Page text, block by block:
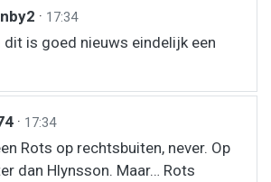
· 17:34
dit is goed nieuws eindelijk een
· 17:34
Rots op rechtsbuiten, never. Op
dan Hlynsson. Maar… Rots